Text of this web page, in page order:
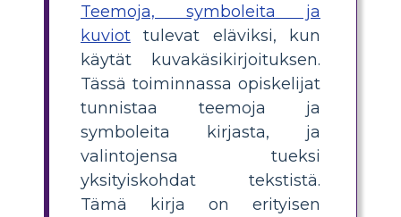
Teemoja, symboleita ja
kuviot tulevat eläviksi, kun
käytät kuvakäsikirjoituksen.
Tässä toiminnassa opiskelijat
tunnistaa teemoja ja
symboleita kirjasta, ja
valintojensa tueksi
yksityiskohdat tekstistä.
Tämä kirja on erityisen